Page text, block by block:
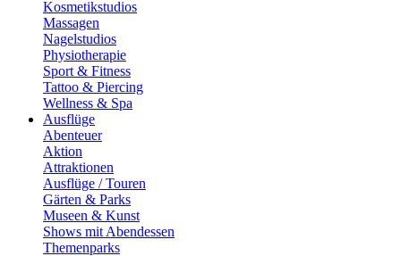
Kosmetikstudios
Massagen
Nagelstudios
Physiotherapie
Sport & Fitness
Tattoo & Piercing
Wellness & Spa
Ausflüge
Abenteuer
Aktion
Attraktionen
Ausflüge / Touren
Gärten & Parks
Museen & Kunst
Shows mit Abendessen
Themenparks